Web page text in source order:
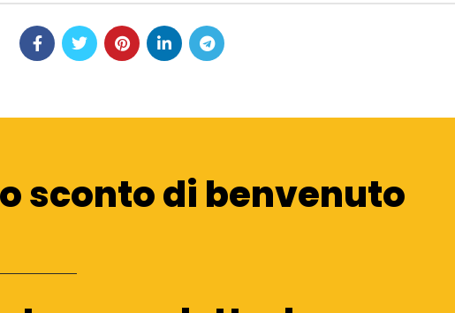
sconto di benvenuto